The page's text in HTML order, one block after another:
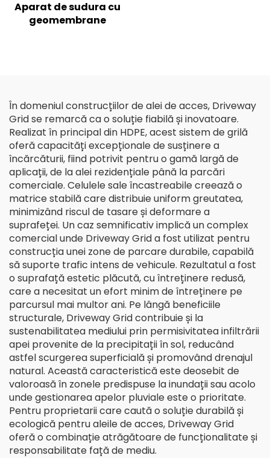
Aparat de sudura cu
geomembrane
În domeniul construcțiilor de alei de acces, Driveway
Grid se remarcă ca o soluție fiabilă și inovatoare.
Realizat în principal din HDPE, acest sistem de grilă
oferă capacități excepționale de susținere a
încărcăturii, fiind potrivit pentru o gamă largă de
aplicații, de la alei rezidențiale până la parcări
comerciale. Celulele sale încastreabile creează o
matrice stabilă care distribuie uniform greutatea,
minimizând riscul de tasare și deformare a
suprafeței. Un caz semnificativ implică un complex
comercial unde Driveway Grid a fost utilizat pentru
construcția unei zone de parcare durabile, capabilă
să suporte trafic intens de vehicule. Rezultatul a fost
o suprafață estetic plăcută, cu întreținere redusă,
care a necesitat un efort minim de întreținere pe
parcursul mai multor ani. Pe lângă beneficiile
structurale, Driveway Grid contribuie și la
sustenabilitatea mediului prin permisivitatea infiltrării
apei provenite de la precipitații în sol, reducând
astfel scurgerea superficială și promovând drenajul
natural. Această caracteristică este deosebit de
valoroasă în zonele predispuse la inundații sau acolo
unde gestionarea apelor pluviale este o prioritate.
Pentru proprietarii care caută o soluție durabilă și
ecologică pentru aleile de acces, Driveway Grid
oferă o combinație atrăgătoare de funcționalitate și
responsabilitate față de mediu.